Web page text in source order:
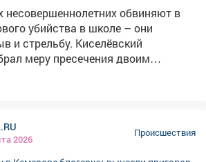
несовершеннолетних обвиняют в
убийства в школе – они
Киселёвский
меру пресечения двоим
По версии следствия, два
на одно из учебных
обсуждали
массового убийства, –
2026
Происшествия